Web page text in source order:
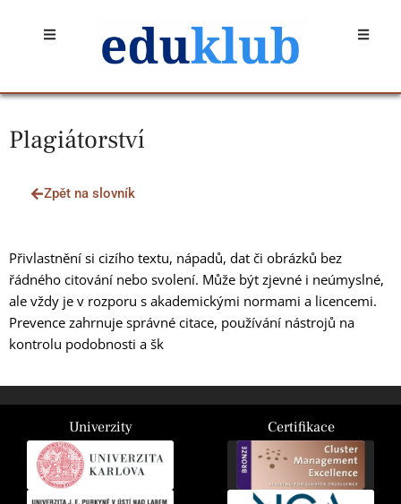
Open Open
Plagiátorství
Zpět na slovník
Přivlastnění si cizího textu, nápadů, dat či obrázků bez
řádného citování nebo svolení. Může být zjevné i neúmyslné,
ale vždy je v rozporu s akademickými normami a licencemi.
Prevence zahrnuje správné citace, používání nástrojů na
kontrolu podobnosti a šk
Univerzity Certifikace